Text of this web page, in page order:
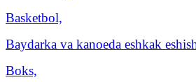
Basketbol,
Baydarka va kanoeda eshkak
Boks,